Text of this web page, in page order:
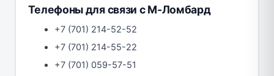
Телефоны для связи с М-Ломбард
+7 (701) 214-52-52
+7 (701) 214-55-22
+7 (701) 059-57-51